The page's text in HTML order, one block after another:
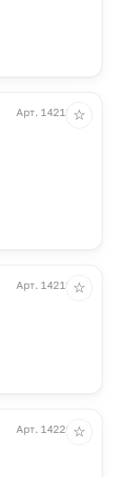
Арт. 14218.35
☆
Арт. 14219.10
☆
Арт. 14220.50
☆